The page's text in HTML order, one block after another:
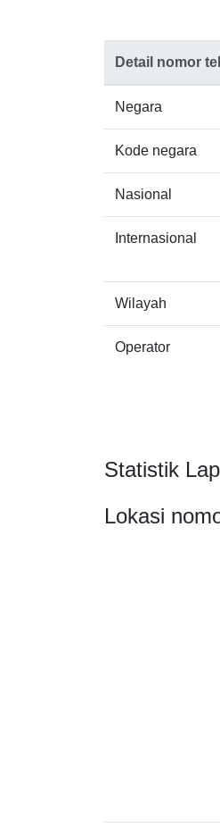
Detail nomor
Negara
Kode negara
Nasional
Internasional
Wilayah
Operator
Statistik
Lokasi